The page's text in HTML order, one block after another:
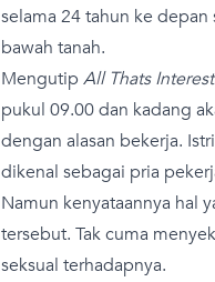
selama 24 tahun ke
bawah tanah.
Mengutip All Thats
pukul 09.00 dan kadang
dengan alasan bekerja.
dikenal sebagai pria
Namun kenyataannya hal
tersebut. Tak cuma
seksual terhadapnya.